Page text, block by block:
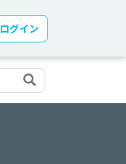
ログイン